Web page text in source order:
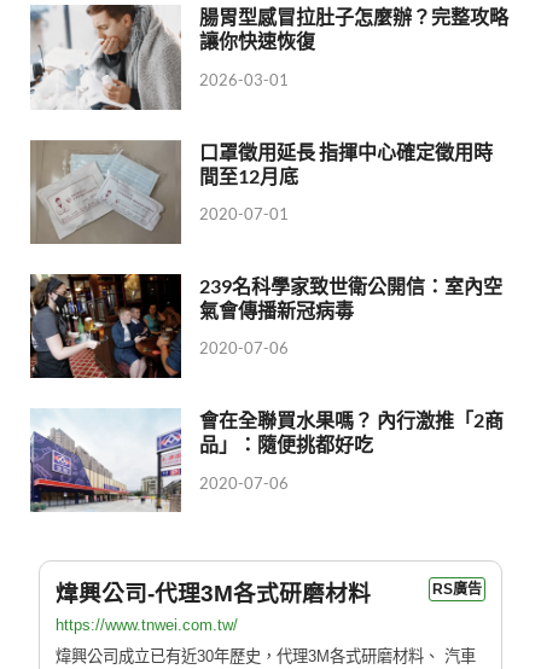
腸胃型感冒拉肚子怎麼辦？完整攻略
讓你快速恢復
2026-03-01
口罩徵用延長 指揮中心確定徵用時
間至12月底
2020-07-01
239名科學家致世衛公開信：室內空
氣會傳播新冠病毒
2020-07-06
會在全聯買水果嗎？ 內行激推「2商
品」：隨便挑都好吃
2020-07-06
煒興公司-代理3M各式研磨材料 RS廣告
https://www.tnwei.com.tw/
煒興公司成立已有近30年歷史，代理3M各式研磨材料、 汽車